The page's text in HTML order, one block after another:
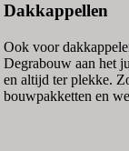
Dakkappellen
Ook voor
Degrabouw aan het
en altijd ter plekke.
bouwpakketten en